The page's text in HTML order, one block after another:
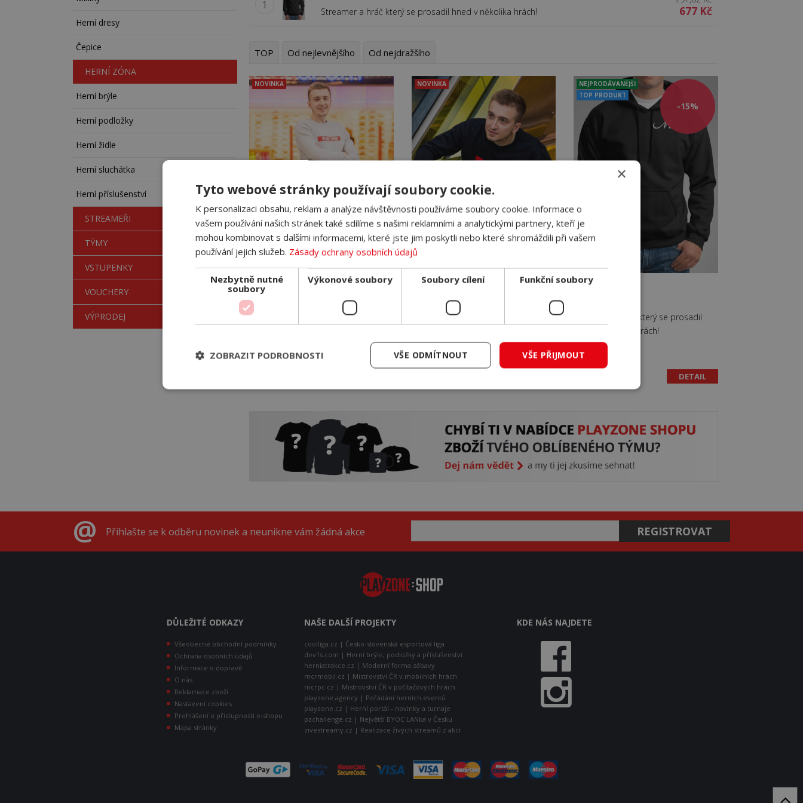
Herní dresy
Čepice
HERNÍ ZÓNA
Herní brýle
Herní podložky
Herní židle
Herní sluchátka
Herní příslušenství
STREAMEŘI
TÝMY
VSTUPENKY
VOUCHERY
VÝPRODEJ
Streamer a hráč který se prosadil hned v několika hrách! 677 Kč
TOP Od nejlevnějšího Od nejdražšího
NOVINKA
MIKINA „MY JSME ESPORT“ ŠEDÁ
Fandíš esportu? Ukaž svou podporu
NOVINKA
MIKINA „CS BOMB CODE“ ČERNÁ
Poznáš kód na naší mikině?
fanoušky...
NEJPRODÁVANĚJŠI
TOP PRODUKT
MIKINA MIKEN
Streamer a hráč který se prosadil
hned v několika hrách!
DETAIL
-15%
Přihlašte se k odběru novinek a neunikne vám žádná akce REGISTROVAT
DŮLEŽITÉ ODKAZY
Všeobecné obchodní podmínky
Ochrana osobních údajů
Informace o dopravě
O nás
Reklamace zboží
Nastavení cookies
Prohlášení o přístupnosti e-shopu
Mapa stránky
NAŠE DALŠÍ PROJEKTY
coolliga.cz | Česko-slovenská esportová liga
dev1s.com | Herní brýle, podložky a příslušenství
herniatrakce.cz | Moderní forma zábavy
mcrmobil.cz | Mistrovství ČR v mobilních hrách
mcrpc.cz | Mistrovství ČR v počítačových hrách
playzone.agency | Pořádání herních eventů
playzone.cz | Herní portál - novinky a turnaje
pzchallenge.cz | Největší BYOC LANka v Česku
zivestreamy.cz | Realizace živých streamů z akcí
KDE NÁS NAJDETE
×
Tyto webové stránky používají soubory cookie.
K personalizaci obsahu, reklam a analýze návštěvnosti používáme soubory cookie. Informace o
vašem používání našich stránek také sdílíme s našimi reklamními a analytickými partnery, kteří je
mohou kombinovat s dalšími informacemi, které jste jim poskytli nebo které shromáždili při vašem
používání jejich služeb. Zásady ochrany osobních údajů
Nezbytně nutné
soubory
Výkonové soubory Soubory cílení Funkční soubory
VŠE PŘIJMOUT
VŠE ODMÍTNOUT
ZOBRAZIT PODROBNOSTI